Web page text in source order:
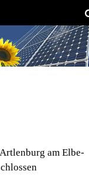
am Elbe-